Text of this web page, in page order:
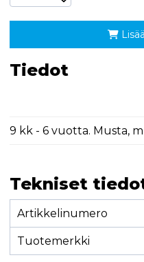
Tiedot
9 kk - 6 vuotta. Musta,
Tekniset
Artikkelinumero
Tuotemerkki